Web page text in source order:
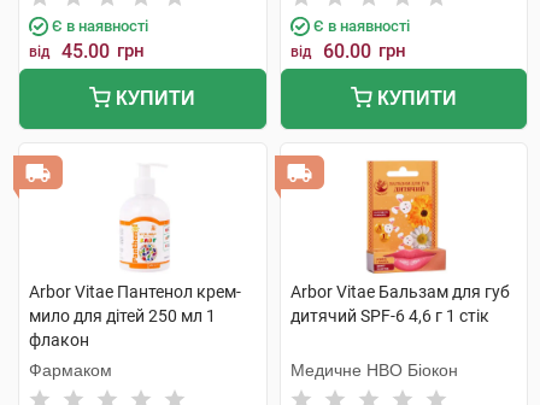
Є в наявності
від 45.00 грн
КУПИТИ
Є в наявності
від 60.00 грн
КУПИТИ
Arbor Vitae Пантенол крем-
мило для дітей 250 мл 1
флакон
Фармаком
Arbor Vitae Бальзам для губ
дитячий SPF-6 4,6 г 1 стік
Медичне НВО Біокон